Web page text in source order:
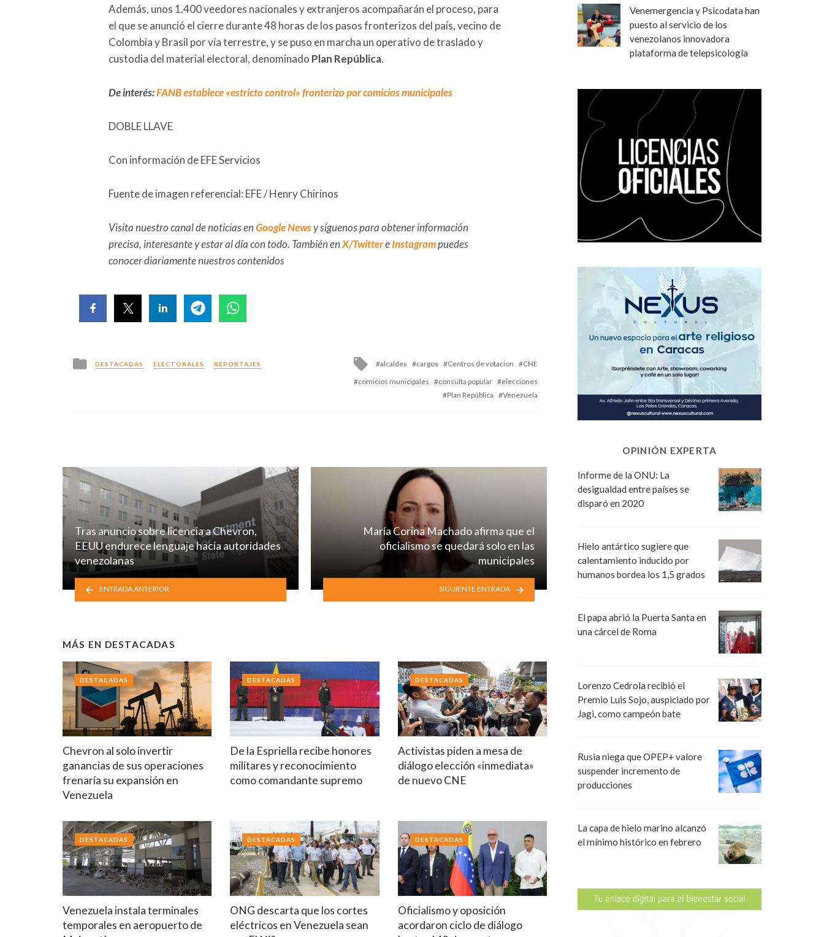
Además, unos 1.400 veedores nacionales y extranjeros acompañarán el proceso, para
el que se anunció el cierre durante 48 horas de los pasos fronterizos del país, vecino de
Colombia y Brasil por vía terrestre, y se puso en marcha un operativo de traslado y
custodia del material electoral, denominado Plan República.
De interés:FANB establece «estricto control» fronterizo por comicios municipales
DOBLE LLAVE
Con información de EFE Servicios
Fuente de imagen referencial: EFE / Henry Chirinos
Visita nuestro canal de noticias enGoogle Newsy síguenos para obtener información
precisa, interesante y estar al día con todo. También enX/TwittereInstagrampuedes
conocer diariamente nuestros contenidos
Posted
in
DESTACADAS ELECTORALES REPORTAJES
Tagged
with
alcaldes cargos Centros de votacion
CNE
comicios municipales
consulta popular
elecciones
Plan República
Venezuela
Tras anuncio sobre licencia a Chevron,
EEUU endurece lenguaje hacia autoridades
venezolanas
ENTRADA ANTERIOR
María Corina Machado afirma que el
oficialismo se quedará solo en las
municipales
SIGUIENTE ENTRADA
MÁS EN DESTACADAS
Chevron al solo invertir
ganancias de sus operaciones
frenaría su expansión en
Venezuela
DESTACADAS
De la Espriella recibe honores
militares y reconocimiento
como comandante supremo
DESTACADAS
Activistas piden a mesa de
diálogo elección «inmediata»
de nuevo CNE
DESTACADAS
Venezuela instala terminales
temporales en aeropuerto de
DESTACADAS
ONG descarta que los cortes
eléctricos en Venezuela sean
DESTACADAS
Oficialismo y oposición
acordaron ciclo de diálogo
DESTACADAS
Venemergencia y Psicodata han
puesto al servicio de los
venezolanos innovadora
plataforma de telepsicología
OPINIÓN EXPERTA
Informe de la ONU: La
desigualdad entre países se
disparó en 2020
Hielo antártico sugiere que
calentamiento inducido por
humanos bordea los 1,5 grados
El papa abrió la Puerta Santa en
una cárcel de Roma
Lorenzo Cedrola recibió el
Premio Luis Sojo, auspiciado por
Jagi, como campeón bate
Rusia niega que OPEP+ valore
suspender incremento de
producciones
La capa de hielo marino alcanzó
el mínimo histórico en febrero